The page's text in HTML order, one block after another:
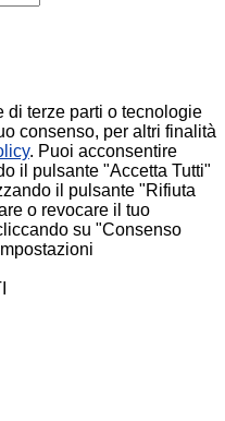
di terze parti o tecnologie
consenso, per altri finalità
. Puoi acconsentire
il pulsante "Accetta Tutti"
il pulsante "Rifiuta
o revocare il tuo
su "Consenso
Impostazioni